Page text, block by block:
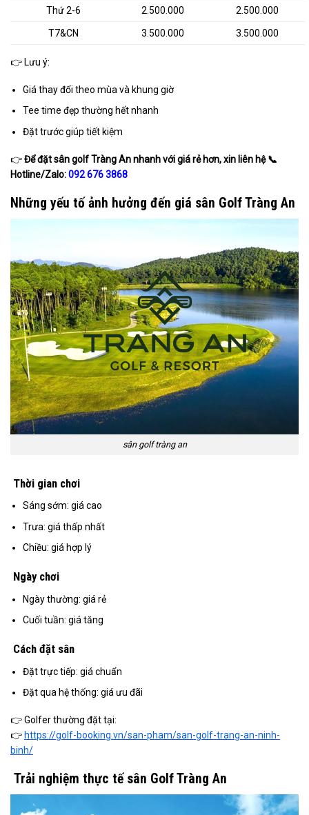
Thứ 2-6 2.500.000 2.500.000
T7&CN 3.500.000 3.500.000
👉 Lưu ý:
Giá thay đổi theo mùa và khung giờ
Tee time đẹp thường hết nhanh
Đặt trước giúp tiết kiệm
👉Để đặt sân golf Tràng An nhanh với giá rẻ hơn, xin liên hệ📞
Hotline/Zalo:092 676 3868
Những yếu tố ảnh hưởng đến giá sân Golf Tràng An
sân golf tràng an
Thời gian chơi
Sáng sớm: giá cao
Trưa: giá thấp nhất
Chiều: giá hợp lý
Ngày chơi
Ngày thường: giá rẻ
Cuối tuần: giá tăng
Cách đặt sân
Đặt trực tiếp: giá chuẩn
Đặt qua hệ thống: giá ưu đãi
👉 Golfer thường đặt tại:
👉 https://golf-booking.vn/san-pham/san-golf-trang-an-ninh-
binh/
Trải nghiệm thực tế sân Golf Tràng An